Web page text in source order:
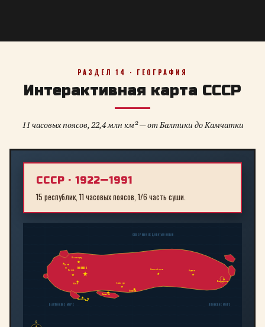
РАЗДЕЛ 14 · ГЕОГРАФИЯ
Интерактивная карта СССР
11 часовых поясов, 22,4 млн км² — от Балтики до Камчатки
СССР · 1922—1991
15 республик, 11 часовых поясов, 1/6 часть суши.
МОСКВА
Ленинград
Киев
Минск
Ташкент
Алма-Ата
Байконур
Новосибирск Иркутск
Владивосток
ТбилисиБаку
Рига
С
БАЛТИЙСКОЕ МОРЕ
СЕВЕРНЫЙ ЛЕДОВИТЫЙ ОКЕАН
ЯПОНСКОЕ МОРЕ